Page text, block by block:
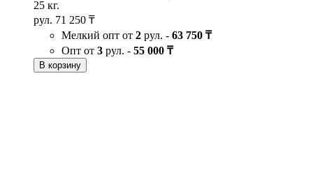
25 кг.
рул. 71 250 ₸
Мелкий опт от 2 рул. - 63 750 ₸
Опт от 3 рул. - 55 000 ₸
В корзину